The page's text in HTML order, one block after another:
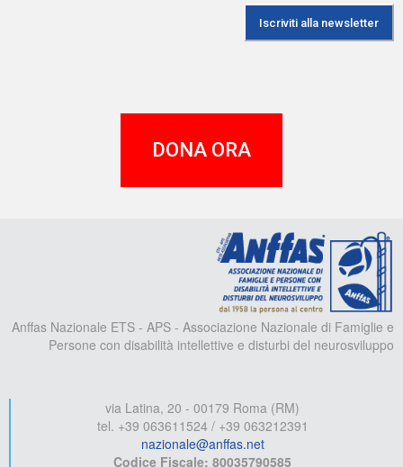
DONA ORA
Anffas Nazionale ETS - APS - Associazione Nazionale di Famiglie e
Persone con disabilità intellettive e disturbi del neurosviluppo
via Latina, 20 - 00179 Roma (RM)
tel. +39 063611524 / +39 063212391
nazionale@anffas.net
Codice Fiscale: 80035790585